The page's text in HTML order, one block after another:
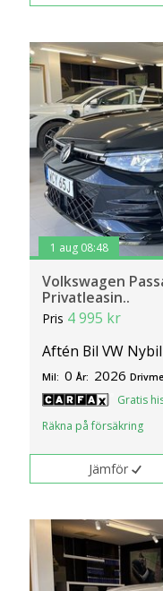
1 aug 08:48
Volkswagen
Privatleasin..
Pris 4 995 kr
Aftén Bil VW
Mil: 0 År: 2026
Gratis
Räkna på försäkring
Jämför